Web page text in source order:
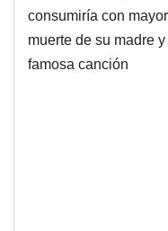
consumiría con
muerte de su madre
famosa canción